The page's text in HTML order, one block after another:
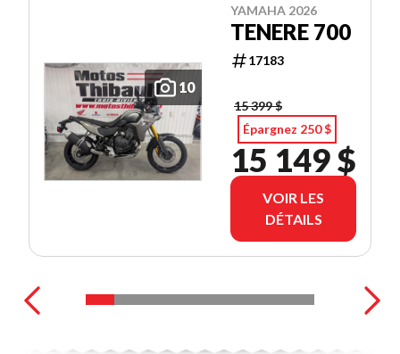
10
YAMAHA 2026
TENERE 700
17183
15 399 $
Épargnez 250 $
15 149 $
VOIR LES
DÉTAILS